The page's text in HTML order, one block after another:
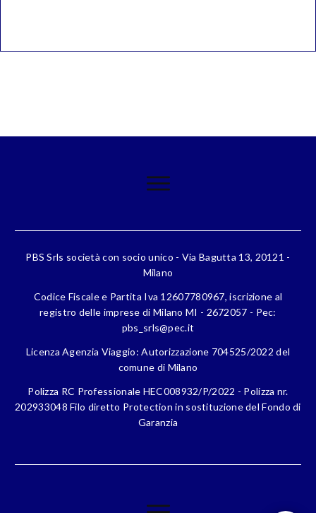
PBS Srls società con socio unico - Via Bagutta 13, 20121 -
Milano
Codice Fiscale e Partita Iva 12607780967, iscrizione al
registro delle imprese di Milano MI - 2672057 - Pec:
pbs_srls@pec.it
Licenza Agenzia Viaggio: Autorizzazione 704525/2022 del
comune di Milano
Polizza RC Professionale HEC008932/P/2022 - Polizza nr.
202933048 Filo diretto Protection in sostituzione del Fondo di
Garanzia